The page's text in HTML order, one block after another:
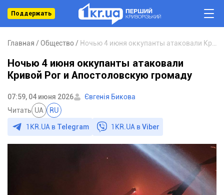
Поддержать
Главная Общество
Ночью 4 июня оккупанты атаковали
Кривой Рог и Апостоловскую громаду
07:59, 04 июня 2026
Євгенія Бикова
Читать UA RU
1KR.UA в Telegram 1KR.UA вViber